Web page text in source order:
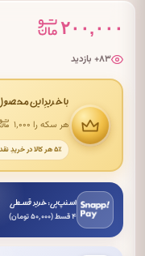
۲۰۰,۰۰۰
۸۳+ بازدید
با خریدِ این
هر سکه را ۱٬۰۰۰
۵٪ هر کالا در خریدِ نقدی
اسنپ‌پی: خرید قسطی
۴ قسط (۵۰٬۰۰۰ تومان)